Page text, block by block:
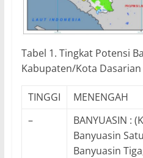
Tabel 1. Tingkat Potensi
Kabupaten/Kota
TINGGI MENENGAH
–
BANYUASIN :
Banyuasin
Banyuasin